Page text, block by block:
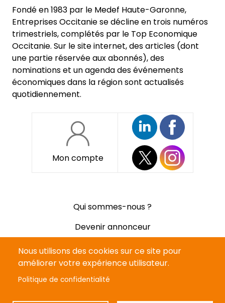
Nous utilisons des cookies sur ce site pour
améliorer votre expérience utilisateur.
Politique de confidentialité
Fondé en 1983 par le Medef Haute-Garonne,
Entreprises Occitanie se décline en trois numéros
trimestriels, complétés par le Top Economique
Occitanie. Sur le site internet, des articles (dont
une partie réservée aux abonnés), des
nominations et un agenda des événements
économiques dans la région sont actualisés
quotidiennement.
Mon compte
Qui sommes-nous ?
Devenir annonceur
Mentions légales
Politique de confidentialité